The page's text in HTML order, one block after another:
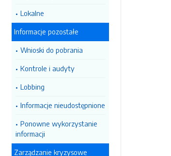
Lokalne
Informacje pozostałe
Wnioski do pobrania
Kontrole i audyty
Lobbing
Informacje nieudostępnione
Ponowne wykorzystanie
informacji
Zarządzanie kryzysowe